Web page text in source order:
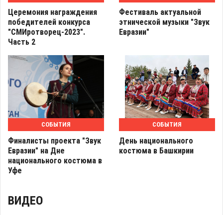
Церемония награждения
победителей конкурса
"СМИротворец-2023".
Часть 2
Фестиваль актуальной
этнической музыки "Звук
Евразии"
СОБЫТИЯ
Финалисты проекта "Звук
Евразии" на Дне
национального костюма в
Уфе
СОБЫТИЯ
День национального
костюма в Башкирии
ВИДЕО